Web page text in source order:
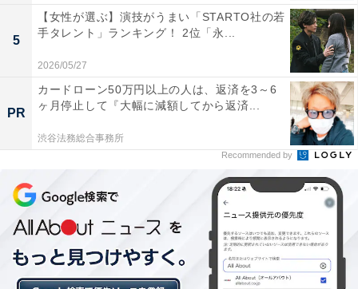
1位は、梶裕貴さん。『進撃の巨人』の主人公、エレ
ン・イェーガー役、2月に劇場版が公開された『ハイキ
ュー!!』の孤爪研磨（こづめけんま）役、『僕のヒーロー
アカデミア』の轟焦凍（とどろきしょうと）役、『七つ
の大罪』のメリオダス役など、演技力の高さとイケメン
ボイスで数多くの話題作に出演しています。2024年に実
写化ドラマの放送と映画公開で話題の『からかい上手の
高木さん』アニメ版で高木さんにからかわれる男の子・
この記事の筆者：福島 ゆき プロフィール
アニメや漫画のレビュー、エンタメトピックスなどを中
5
【女性が選ぶ】演技がうまい「STARTO社の若
手タレント」ランキング！ 2位「永...
2026/05/27
PR
カードローン50万円以上の人は、返済を3～6
ヶ月停止して『大幅に減額してから返済...
渋谷法務総合事務所
Recommended by